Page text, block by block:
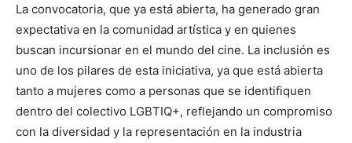
La convocatoria, que ya está abierta, ha generado gran
expectativa en la comunidad artística y en quienes
buscan incursionar en el mundo del cine. La inclusión es
uno de los pilares de esta iniciativa, ya que está abierta
tanto a mujeres como a personas que se identifiquen
dentro del colectivo LGBTIQ+, reflejando un compromiso
con la diversidad y la representación en la industria